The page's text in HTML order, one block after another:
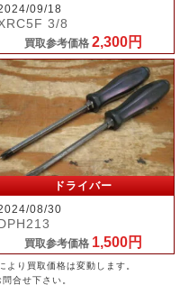
09/18
3/8
買取参考価格 2,300円
ドライバー
08/30
買取参考価格 1,500円
り買取価格は変動します。
合せ下さい。